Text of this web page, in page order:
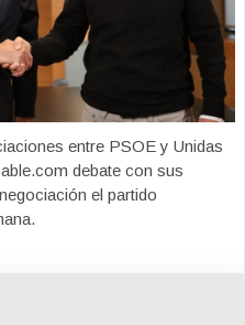
entre PSOE y Unidas
debate con sus
el partido